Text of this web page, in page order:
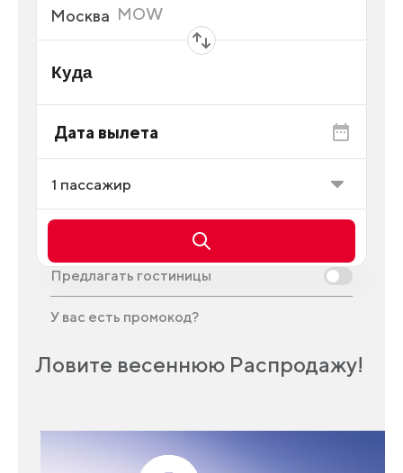
Откуда
Москва MOW
Куда
Дата вылета
1 пассажир
Предлагать гостиницы
У вас есть промокод?
Ловите весеннюю Распродажу!